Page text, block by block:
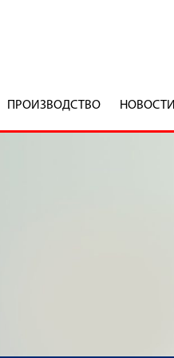
ПРОИЗВОДСТВO НОВОСТИ